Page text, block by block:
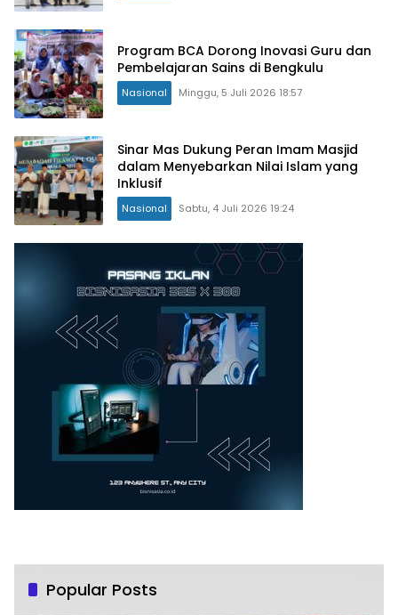
Program BCA Dorong Inovasi Guru dan
Pembelajaran Sains di Bengkulu
Nasional Minggu, 5 Juli 2026 18:57
Sinar Mas Dukung Peran Imam Masjid
dalam Menyebarkan Nilai Islam yang
Inklusif
Nasional Sabtu, 4 Juli 2026 19:24
Popular Posts